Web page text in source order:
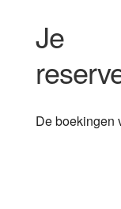
Je
De boekingen